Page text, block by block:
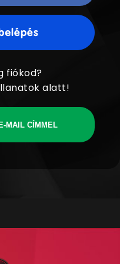
fiókod?
alatt!
MAIL CÍMMEL